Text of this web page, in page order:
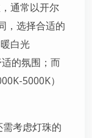
通常以开尔
，选择合适的
白光
的氛围；而
5000K）
考虑灯珠的